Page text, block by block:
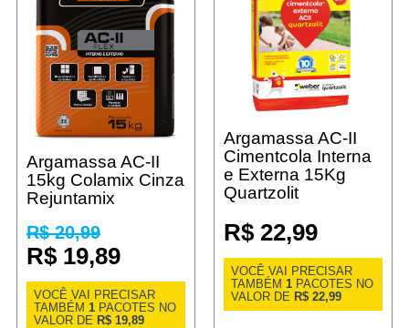
Argamassa AC-II
15kg Colamix Cinza
Rejuntamix
R$ 20,99
R$ 19,89
VOCÊ VAI PRECISAR
TAMBÉM 1 PACOTES NO
VALOR DE R$ 19,89
Argamassa AC-II
Cimentcola Interna
e Externa 15Kg
Quartzolit
R$ 22,99
VOCÊ VAI PRECISAR
TAMBÉM 1 PACOTES NO
VALOR DE R$ 22,99